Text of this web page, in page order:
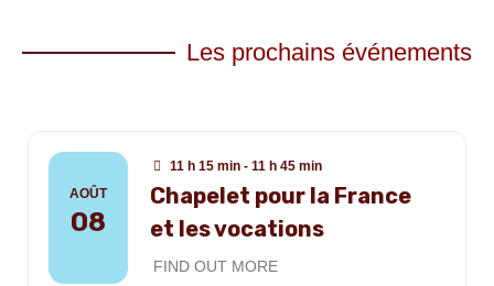
Les prochains événements
AOÛT
08
11 h 15 min - 11 h 45 min
Chapelet pour la France
et les vocations
FIND OUT MORE